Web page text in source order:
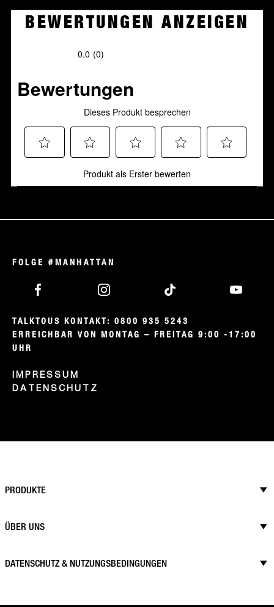
BEWERTUNGEN ANZEIGEN
0.0 (0)
FOLGE #MANHATTAN
TALKTOUS KONTAKT: 0800 935 5243
ERREICHBAR VON MONTAG – FREITAG 9:00 -17:00
UHR
IMPRESSUM
DATENSCHUTZ
PRODUKTE
ÜBER UNS
DATENSCHUTZ & NUTZUNGSBEDINGUNGEN